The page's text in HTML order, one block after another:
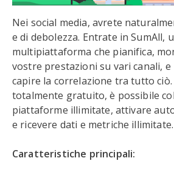
Nei social media, avrete
e di debolezza. Entrate in SumAll,
multipiattaforma che pianifica,
vostre prestazioni su vari canali, e
capire la correlazione tra tutto ciò.
totalmente gratuito, è possibile
piattaforme illimitate, attivare
e ricevere dati e metriche illimitate.
Caratteristiche principali: